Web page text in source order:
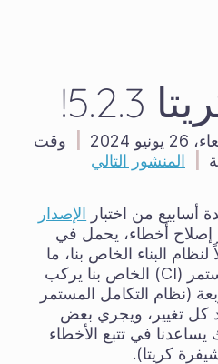
2024
وقت
المنشور التالي
الإصدار
إصلاح أخطاء، يحمل في
لنظام البناء الخاص بنا، ما
يجعل نظام التكامل المستمر (CI) الخاص بنا يركب
(نظام التكامل المستمر
كل تغيير، ويجري بعض
يساعدنا في تتبع الأخطاء
كريتا).